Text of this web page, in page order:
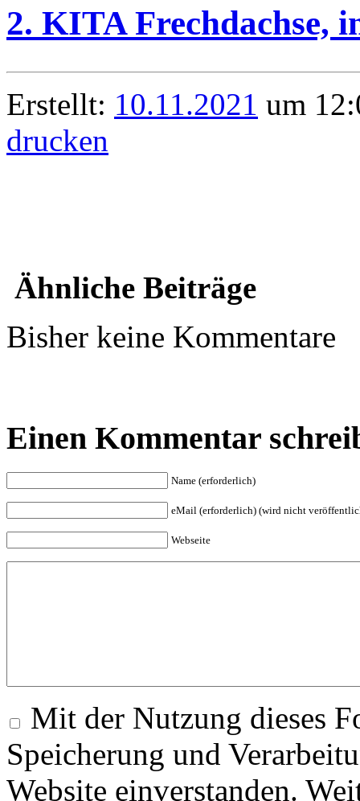
2. KITA Frechdachse,
Erstellt: 10.11.2021 um
drucken
Ähnliche Beiträge
Bisher keine Kommentare
Einen Kommentar
Name (erforderlich)
eMail (erforderlich) (wird nicht
Webseite
Mit der Nutzung dieses
Speicherung und
Website einverstanden.